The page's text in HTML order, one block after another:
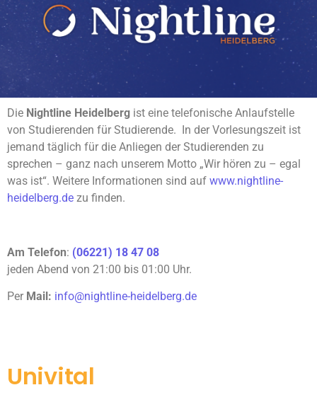
Die Nightline Heidelberg ist eine telefonische Anlaufstelle
von Studierenden für Studierende. In der Vorlesungszeit ist
jemand täglich für die Anliegen der Studierenden zu
sprechen – ganz nach unserem Motto „Wir hören zu – egal
was ist“. Weitere Informationen sind auf www.nightline-
heidelberg.de zu finden.
Am Telefon: (06221) 18 47 08
jeden Abend von 21:00 bis 01:00 Uhr.
Per Mail: info@nightline-heidelberg.de
Univital